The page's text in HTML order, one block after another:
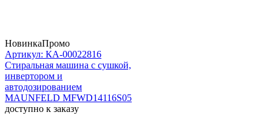
НовинкаПромо
Артикул: КА-00022816
Стиральная машина c сушкой,
инвертором и
автодозированием
MAUNFELD MFWD14116S05
доступно к заказу